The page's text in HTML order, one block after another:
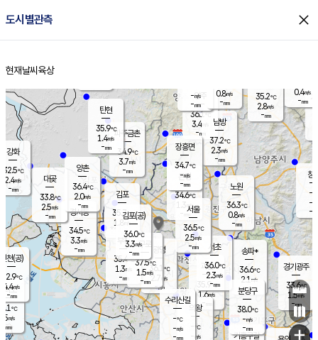
도시별관측 close
홈
현재날씨 육상
의도
℃
m/s
mm
양주
36.1℃
3.4
-mm
과천
35.9℃
1.6m/s
- mm
경기광주
33.6℃
1.5m/s
-mm
경서동
34.5℃
3.3m/s
-mm
파주금촌
34.9℃
3.7m/s
-mm
35.2℃
2.8m/s
-mm
대곶
33.8℃
2.5m/s
-mm
창
-
-m/
-
탄현
35.9℃
1.4m/s
-mm
0.4m/s
-mm
의왕
- ℃
-m/s
김포
35.7℃
1.8 m/s
mm
광명
36.1
℃
2.7 m/s
-mm
부천
35.4℃
1.3m/s
-mm
양촌
36.4℃
2.0m/s
-mm
구로
37.5℃
1.5m/s
-mm
은평
34.6℃
1.3 m/s
- mm
노원
36.3℃
0.8m/s
-mm
송파*
36.6℃
2.1 m/s
-mm
서초
36.0℃
2.3m/s
-mm
남방
37.2℃
2.3m/s
-mm
기흥구갈
수리산길
-℃
-m/s
-mm
분당구
38.0℃
-m/s
-mm
장흥면
34.7℃
-m/s
-mm
-m/s
-mm
강화
32.5℃
2.4m/s
-mm
인천(공)
32.9℃
4.4m/s
-mm
김포(공)
36.0℃
3.3m/s
-mm
서울
36.5℃
2.5m/s
-mm
0.8m/s
-mm
+